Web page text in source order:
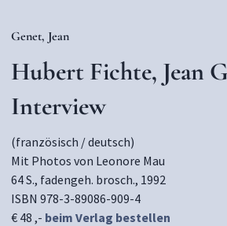
Genet, Jean
Hubert Fichte, Jean
Interview
(französisch / deutsch)
Mit Photos von Leonore Mau
64 S., fadengeh. brosch., 1992
ISBN 978-3-89086-909-4
€ 48 ,- beim Verlag bestellen